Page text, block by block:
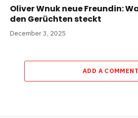
Oliver Wnuk neue Freundin:
den Gerüchten steckt
December 3, 2025
ADD A COMMENT